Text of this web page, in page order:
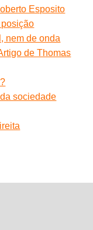
Esposito
nem de onda
de Thomas
sociedade